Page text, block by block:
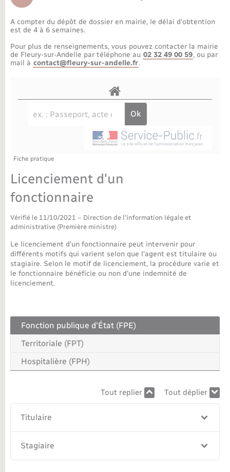
Parrainage civil
Recensement militaire
Petite enfance
Info jeunes
Associations
Bibliothèques
Sport
Tourisme
Nouvel habitant
Nouvelle activité
Organisation d’événement
Sécurité - Prévention
Transports
Bornes de recharge électrique
Voirie et espace public
Travaux - Autorisation d’occupation de l’espace
public
Publications
Agenda
La Communauté de communes
A compter du dépôt de dossier en mairie, le délai d’obtention
est de 4 à 6 semaines.
Pour plus de renseignements, vous pouvez contacter la mairie
de Fleury-sur-Andelle par téléphone au 02 32 49 00 59, ou par
mail à contact@fleury-sur-andelle.fr.
Fiche pratique
Licenciement d'un
fonctionnaire
Vérifié le 11/10/2021 – Direction de l'information légale et
administrative (Première ministre)
Le licenciement d'un fonctionnaire peut intervenir pour
différents motifs qui varient selon que l'agent est titulaire ou
stagiaire. Selon le motif de licenciement, la procédure varie et
le fonctionnaire bénéficie ou non d'une indemnité de
licenciement.
Fonction publique d'État (FPE)
Territoriale (FPT)
Hospitalière (FPH)
Tout replier Tout déplier
Titulaire
Stagiaire